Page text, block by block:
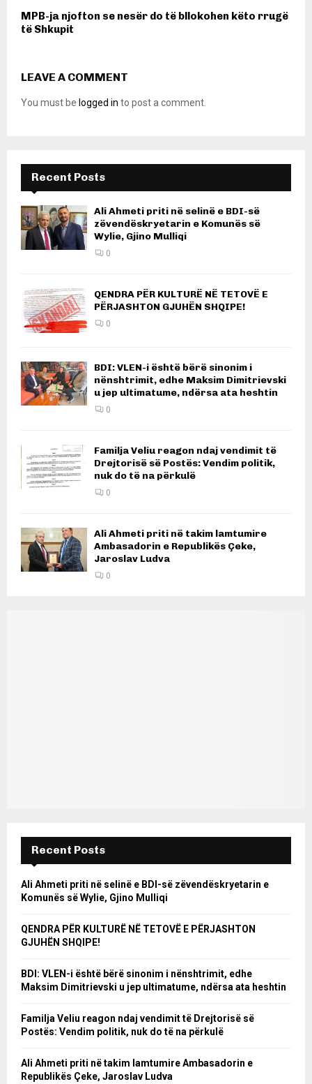
MPB-ja njofton se nesër do të bllokohen këto rrugë
të Shkupit
LEAVE A COMMENT
You must be logged in to post a comment.
Recent Posts
Ali Ahmeti priti në selinë e BDI-së
zëvendëskryetarin e Komunës së
Wylie, Gjino Mulliqi
0
QENDRA PËR KULTURË NË TETOVË E
PËRJASHTON GJUHËN SHQIPE!
0
BDI: VLEN-i është bërë sinonim i
nënshtrimit, edhe Maksim Dimitrievski
u jep ultimatume, ndërsa ata heshtin
0
Familja Veliu reagon ndaj vendimit të
Drejtorisë së Postës: Vendim politik,
nuk do të na përkulë
0
Ali Ahmeti priti në takim lamtumire
Ambasadorin e Republikës Çeke,
Jaroslav Ludva
0
Recent Posts
Ali Ahmeti priti në selinë e BDI-së zëvendëskryetarin e
Komunës së Wylie, Gjino Mulliqi
QENDRA PËR KULTURË NË TETOVË E PËRJASHTON
GJUHËN SHQIPE!
BDI: VLEN-i është bërë sinonim i nënshtrimit, edhe
Maksim Dimitrievski u jep ultimatume, ndërsa ata heshtin
Familja Veliu reagon ndaj vendimit të Drejtorisë së
Postës: Vendim politik, nuk do të na përkulë
Ali Ahmeti priti në takim lamtumire Ambasadorin e
Republikës Çeke, Jaroslav Ludva